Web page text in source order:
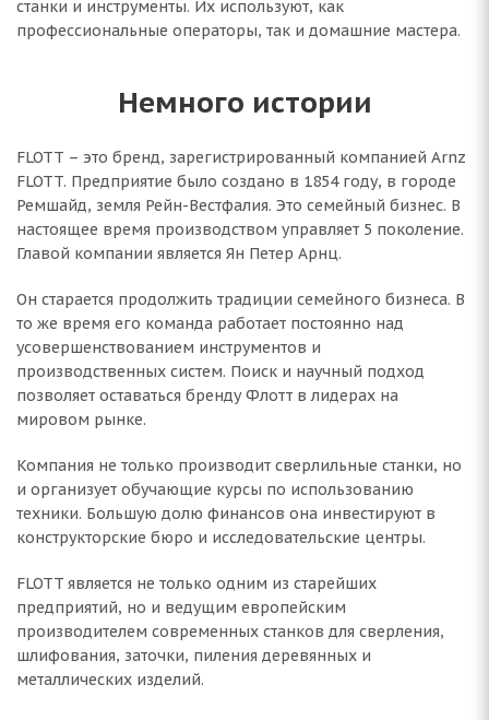
станки и инструменты. Их используют, как
профессиональные операторы, так и домашние мастера.
Немного истории
FLOTT – это бренд, зарегистрированный компанией Arnz
FLOTT. Предприятие было создано в 1854 году, в городе
Ремшайд, земля Рейн-Вестфалия. Это семейный бизнес. В
настоящее время производством управляет 5 поколение.
Главой компании является Ян Петер Арнц.
Он старается продолжить традиции семейного бизнеса. В
то же время его команда работает постоянно над
усовершенствованием инструментов и
производственных систем. Поиск и научный подход
позволяет оставаться бренду Флотт в лидерах на
мировом рынке.
Компания не только производит сверлильные станки, но
и организует обучающие курсы по использованию
техники. Большую долю финансов она инвестируют в
конструкторские бюро и исследовательские центры.
FLOTT является не только одним из старейших
предприятий, но и ведущим европейским
производителем современных станков для сверления,
шлифования, заточки, пиления деревянных и
металлических изделий.